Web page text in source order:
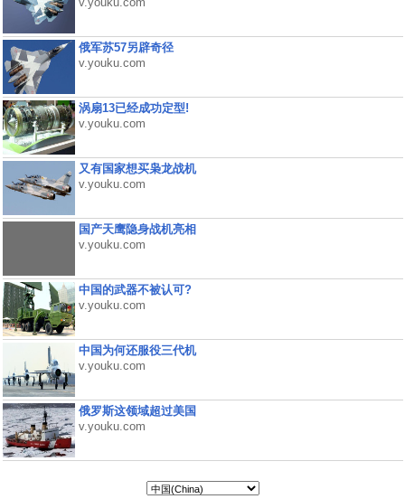
v.youku.com
俄军苏57另辟奇径
v.youku.com
涡扇13已经成功定型!
v.youku.com
又有国家想买枭龙战机
v.youku.com
国产天鹰隐身战机亮相
v.youku.com
中国的武器不被认可?
v.youku.com
中国为何还服役三代机
v.youku.com
俄罗斯这领域超过美国
v.youku.com